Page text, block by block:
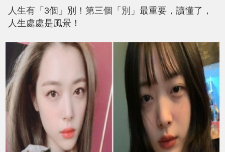
人生有「3個」別！第三個「別」最重要，讀懂了，
人生處處是風景！